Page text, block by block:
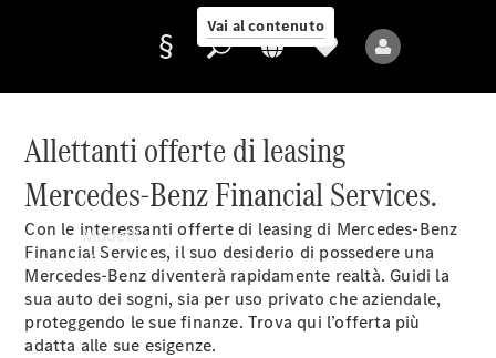
Vai al contenuto
Fornitore/protezione
dati
Modelli
Allettanti offerte di leasing
Mercedes-Benz Financial Services.
Con le interessanti offerte di leasing di Mercedes-Benz
Financial Services, il suo desiderio di possedere una
Mercedes-Benz diventerà rapidamente realtà. Guidi la
sua auto dei sogni, sia per uso privato che aziendale,
proteggendo le sue finanze. Trova qui l’offerta più
adatta alle sue esigenze.